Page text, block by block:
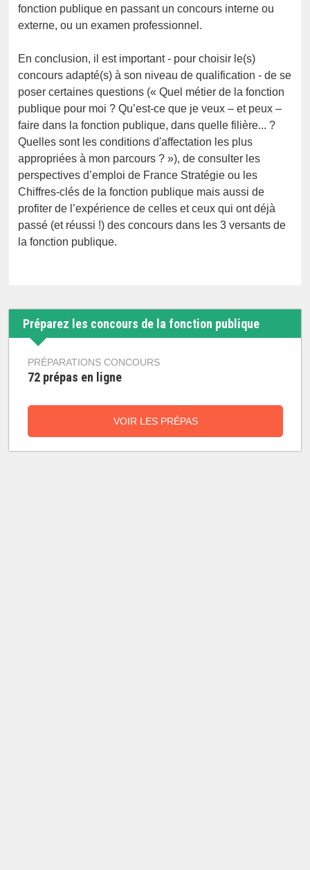
fonction publique en passant un concours interne ou
externe, ou un examen professionnel.
En conclusion, il est important - pour choisir le(s)
concours adapté(s) à son niveau de qualification - de se
poser certaines questions (« Quel métier de la fonction
publique pour moi ? Qu’est-ce que je veux – et peux –
faire dans la fonction publique, dans quelle filière... ?
Quelles sont les conditions d'affectation les plus
appropriées à mon parcours ? »), de consulter les
perspectives d’emploi de France Stratégie ou les
Chiffres-clés de la fonction publique mais aussi de
profiter de l’expérience de celles et ceux qui ont déjà
passé (et réussi !) des concours dans les 3 versants de
la fonction publique.
Préparez les concours de la fonction publique
PRÉPARATIONS CONCOURS
72 prépas en ligne
VOIR LES PRÉPAS